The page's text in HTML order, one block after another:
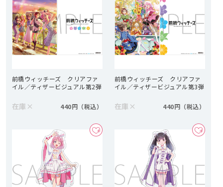
前橋ウィッチーズ クリアファ
イル／ティザービジュアル第2弾
在庫 × 440円
前橋ウィッチーズ クリアファ
イル／ティザービジュアル第3弾
在庫 × 440円